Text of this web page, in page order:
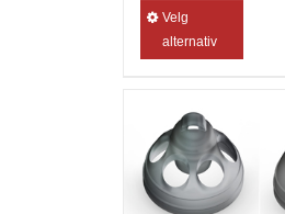
Velg
alternativ